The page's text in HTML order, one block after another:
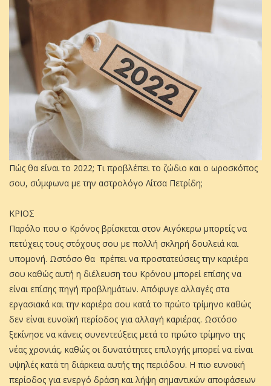
Πώς θα είναι το 2022; Τι προβλέπει το ζώδιο και ο ωροσκόπος
σου, σύμφωνα με την αστρολόγο Λίτσα Πετρίδη;
ΚΡΙΟΣ
Παρόλο που ο Κρόνος βρίσκεται στον Αιγόκερω μπορείς να
πετύχεις τους στόχους σου με πολλή σκληρή δουλειά και
υπομονή. Ωστόσο θα πρέπει να προστατεύσεις την καριέρα
σου καθώς αυτή η διέλευση του Κρόνου μπορεί επίσης να
είναι επίσης πηγή προβλημάτων. Απόφυγε αλλαγές στα
εργασιακά και την καριέρα σου κατά το πρώτο τρίμηνο καθώς
δεν είναι ευνοϊκή περίοδος για αλλαγή καριέρας. Ωστόσο
ξεκίνησε να κάνεις συνεντεύξεις μετά το πρώτο τρίμηνο της
νέας χρονιάς, καθώς οι δυνατότητες επιλογής μπορεί να είναι
υψηλές κατά τη διάρκεια αυτής της περιόδου. Η πιο ευνοϊκή
περίοδος για ενεργό δράση και λήψη σημαντικών αποφάσεων